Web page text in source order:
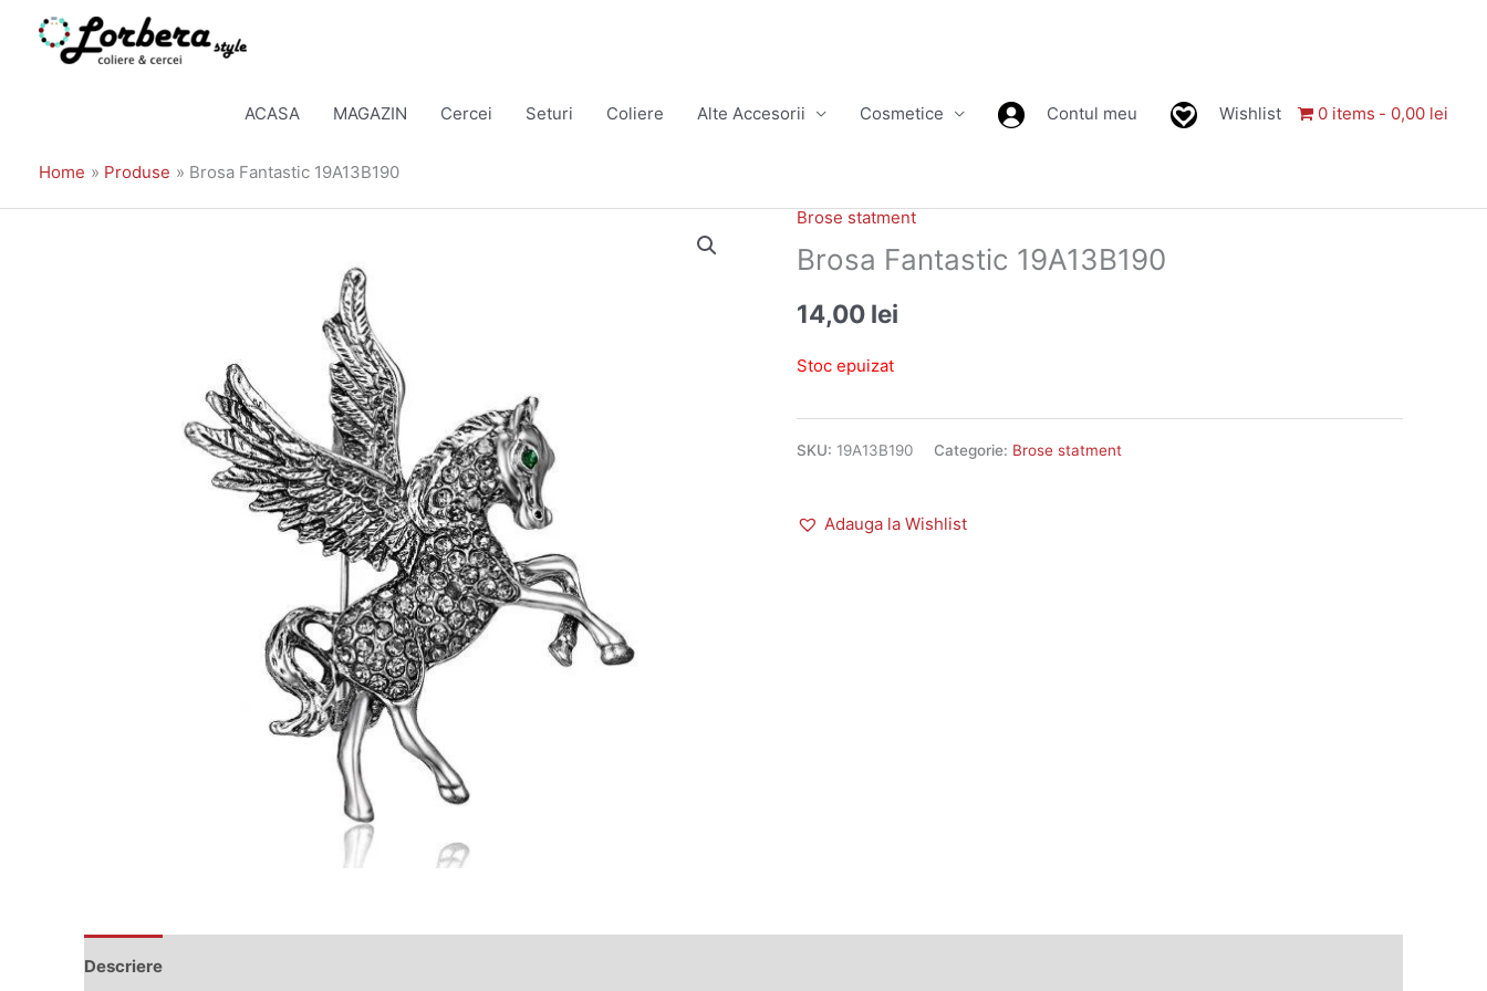
ACASA MAGAZIN Cercei Seturi Coliere Alte Accesorii Cosmetice Contul meu Wishlist 0 items 0,00 lei
Home Produse Brosa Fantastic 19A13B190
Brose statment
Brosa Fantastic 19A13B190
14,00 lei
Stoc epuizat
SKU: 19A13B190 Categorie: Brose statment
Adauga la Wishlist
Descriere